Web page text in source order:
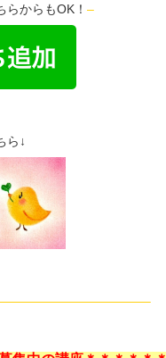
らからもOK！ –
ら↓